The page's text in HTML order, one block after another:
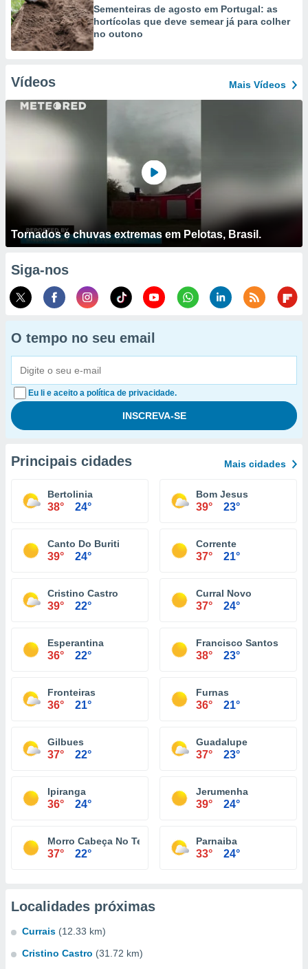
Sementeiras de agosto em Portugal: as
hortícolas que deve semear já para colher
no outono
Vídeos Mais Vídeos
Tornados e chuvas extremas em Pelotas, Brasil.
Siga-nos
O tempo no seu email
Eu li e aceito a política de privacidade.
Principais cidades Mais cidades
Bertolinia
38° 24°
Bom Jesus
39° 23°
Canto Do Buriti
39° 24°
Corrente
37° 21°
Cristino Castro
39° 22°
Curral Novo
37° 24°
Esperantina
36° 22°
Francisco Santos
38° 23°
Fronteiras
36° 21°
Furnas
36° 21°
Gilbues
37° 22°
Guadalupe
37° 23°
Ipiranga
36° 24°
Jerumenha
39° 24°
Morro Cabeça No Tempo
37° 22°
Parnaiba
33° 24°
Localidades próximas
Currais (12.33 km)
Cristino Castro (31.72 km)